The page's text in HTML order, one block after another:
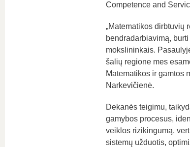
Competence and
„Matematikos dirbtuvių
bendradarbiavimą,
mokslininkais.
šalių regione mes
Matematikos ir gamtos
Narkevičienė.
Dekanės teigimu,
gamybos procesus,
veiklos rizikingumą,
sistemų užduotis,